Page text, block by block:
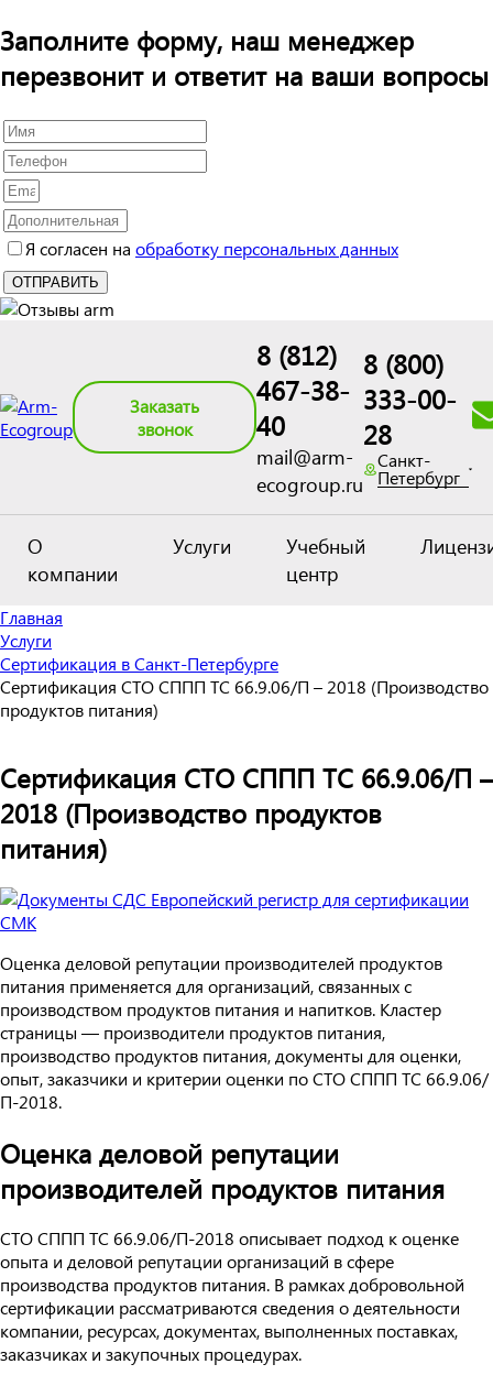
Заполните форму, наш менеджер
перезвонит и ответит на ваши вопросы
Я согласен на обработку персональных данных
Заказать
звонок
8 (812)
467-38-
40
mail@arm-
ecogroup.ru
8 (800)
333-00-
28
Санкт-
Петербург
О
компании
Услуги
Учебный
центр
Главная
Услуги
Сертификация в Санкт-Петербурге
Сертификация СТО СППП ТС 66.9.06/П – 2018 (Производство
продуктов питания)
Сертификация СТО СППП ТС 66.9.06/П –
2018 (Производство продуктов
питания)
Оценка деловой репутации производителей продуктов
питания применяется для организаций, связанных с
производством продуктов питания и напитков. Кластер
страницы — производители продуктов питания,
производство продуктов питания, документы для оценки,
опыт, заказчики и критерии оценки по СТО СППП ТС 66.9.06/
П-2018.
Оценка деловой репутации
производителей продуктов питания
СТО СППП ТС 66.9.06/П-2018 описывает подход к оценке
опыта и деловой репутации организаций в сфере
производства продуктов питания. В рамках добровольной
сертификации рассматриваются сведения о деятельности
компании, ресурсах, документах, выполненных поставках,
заказчиках и закупочных процедурах.